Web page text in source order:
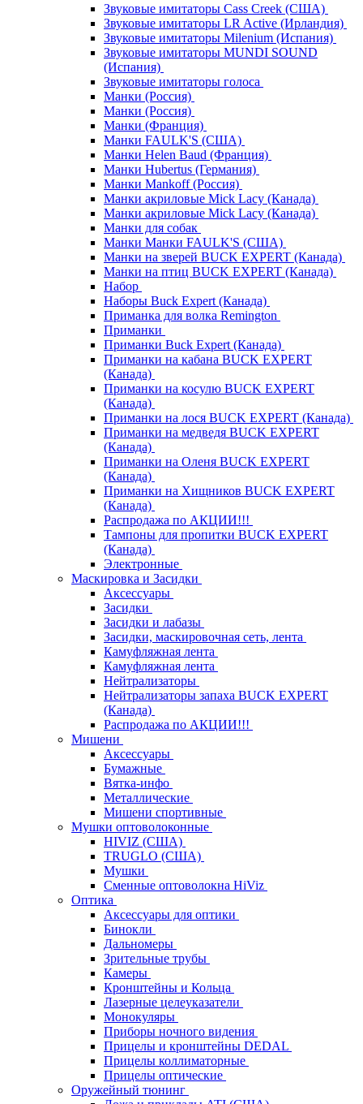
Звуковые имитаторы Cass Creek (США)
Звуковые имитаторы LR Active (Ирландия)
Звуковые имитаторы Milenium (Испания)
Звуковые имитаторы MUNDI SOUND
(Испания)
Звуковые имитаторы голоса
Манки (Россия)
Манки (Россия)
Манки (Франция)
Манки FAULK'S (США)
Манки Helen Baud (Франция)
Манки Hubertus (Германия)
Манки Mankoff (Россия)
Манки акриловые Mick Lacy (Канада)
Манки акриловые Mick Lacy (Канада)
Манки для собак
Манки Манки FAULK'S (США)
Манки на зверей BUCK EXPERT (Канада)
Манки на птиц BUCK EXPERT (Канада)
Набор
Наборы Buck Expert (Канада)
Приманка для волка Remington
Приманки
Приманки Buck Expert (Канада)
Приманки на кабана BUCK EXPERT
(Канада)
Приманки на косулю BUCK EXPERT
(Канада)
Приманки на лося BUCK EXPERT (Канада)
Приманки на медведя BUCK EXPERT
(Канада)
Приманки на Оленя BUCK EXPERT
(Канада)
Приманки на Хищников BUCK EXPERT
(Канада)
Распродажа по АКЦИИ!!!
Тампоны для пропитки BUCK EXPERT
(Канада)
Электронные
Маскировка и Засидки
Аксессуары
Засидки
Засидки и лабазы
Засидки, маскировочная сеть, лента
Камуфляжная лента
Камуфляжная лента
Нейтрализаторы
Нейтрализаторы запаха BUCK EXPERT
(Канада)
Распродажа по АКЦИИ!!!
Мишени
Аксессуары
Бумажные
Вятка-инфо
Металлические
Мишени спортивные
Мушки оптоволоконные
HIVIZ (США)
TRUGLO (США)
Мушки
Сменные оптоволокна HiViz
Оптика
Аксессуары для оптики
Бинокли
Дальномеры
Зрительные трубы
Камеры
Кронштейны и Кольца
Лазерные целеуказатели
Монокуляры
Приборы ночного видения
Прицелы и кронштейны DEDAL
Прицелы коллиматорные
Прицелы оптические
Оружейный тюнинг